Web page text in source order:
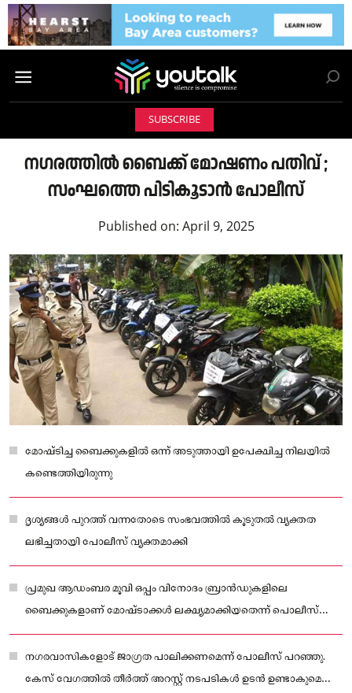
SUBSCRIBE
നഗരത്തിൽ ബൈക്ക് മോഷണo പതിവ് ;
സംഘത്തെ പിടികൂടാൻ പോലീസ്
Published on: April 9, 2025
മോഷ്ടിച്ച ബൈക്കുകളിൽ ഒന്ന് അടുത്തായി ഉപേക്ഷിച്ച നിലയിൽ
കണ്ടെത്തിയിരുന്നു
ദൃശ്യങ്ങൾ പുറത്ത് വന്നതോടെ സംഭവത്തിൽ കൂടുതൽ വ്യക്തത
ലഭിച്ചതായി പോലീസ് വ്യക്തമാക്കി
പ്രമുഖ ആഡംബര മൂവി ഒപ്പം വിനോദം ബ്രാൻഡുകളിലെ
ബൈക്കുകളാണ് മോഷ്ടാക്കൾ ലക്ഷ്യമാക്കിയതെന്ന് പൊലീസ്
അറിയിച്ചു.
നഗരവാസികളോട് ജാഗ്രത പാലിക്കണമെന്ന് പോലീസ് പറഞ്ഞു.
കേസ് വേഗത്തിൽ തീർത്ത് അറസ്റ്റ് നടപടികൾ ഉടൻ ഉണ്ടാകുമെന്ന്